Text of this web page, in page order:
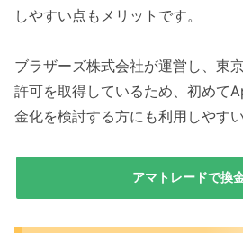
しやすい点もメリットです。
ブラザーズ株式会社が運営し、東
許可を取得しているため、初めて
金化を検討する方にも利用しやす
アマトレードで換